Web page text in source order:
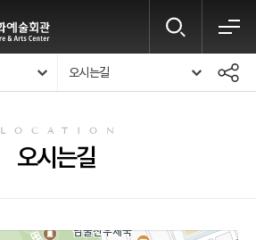
오시는길
LOCATION
오시는길